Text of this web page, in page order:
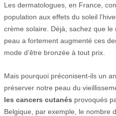
Les dermatologues, en France,
population aux effets du soleil
crème solaire. Déjà, sachez que
peau a fortement augmenté ces
mode d’être bronzée à tout prix.
Mais pourquoi préconisent-ils un
préserver notre peau du
les cancers cutanés provoqués
Belgique, par exemple, le nombre